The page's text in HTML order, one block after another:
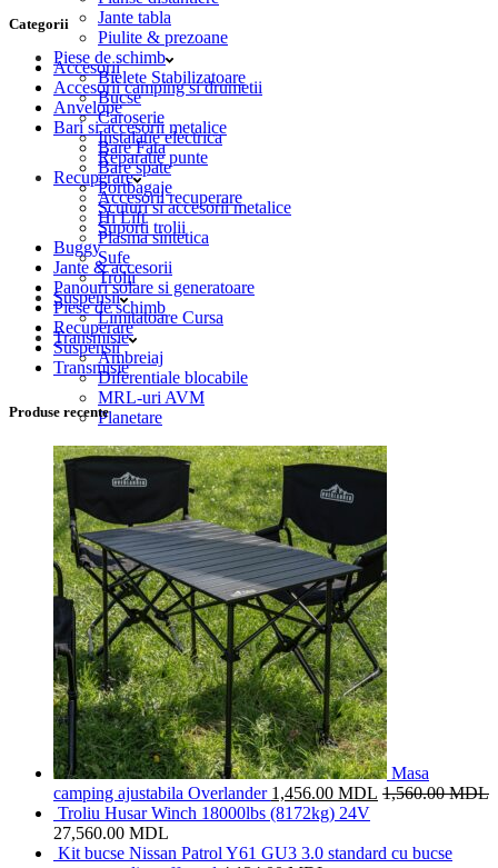
Jante tabla
Piulite & prezoane
Piese de schimb
Bielete Stabilizatoare
Bucse
Caroserie
Instalatie electrica
Reparatie punte
Recuperare
Accesorii recuperare
Hi Lift
Plasma sintetica
Sufe
Trolii
Suspensii
Limitatoare Cursa
Transmisie
Ambreiaj
Diferentiale blocabile
MRL-uri AVM
Planetare
Categorii
Accesorii
Accesorii camping si drumetii
Anvelope
Bari si accesorii metalice
Bare Fata
Bare spate
Portbagaje
Scuturi si accesorii metalice
Suporti trolii
Buggy
Jante & accesorii
Panouri solare si generatoare
Piese de schimb
Recuperare
Suspensii
Transmisie
Produse recente
Masa
camping ajustabila Overlander 1,456.00 MDL 1,560.00MDL
Troliu Husar Winch 18000lbs (8172kg) 24V
27,560.00 MDL
Kit bucse Nissan Patrol Y61 GU3 3.0 standard cu bucse